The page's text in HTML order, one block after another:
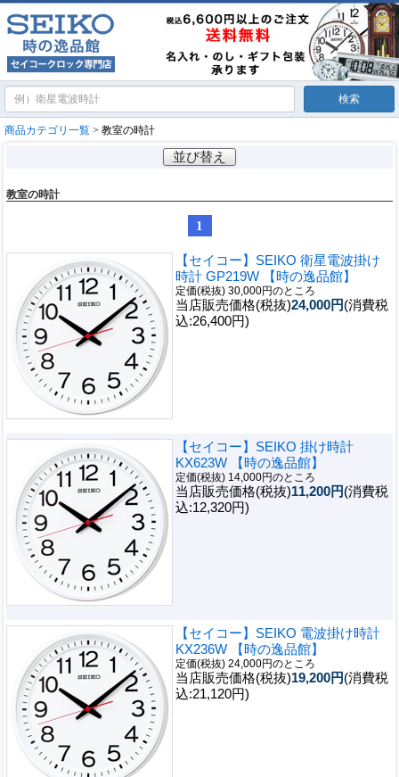
商品カテゴリ一覧 > 教室の時計
並び替え
教室の時計
1
【セイコー】SEIKO 衛星電波掛け
時計 GP219W 【時の逸品館】
定価(税抜) 30,000円のところ
当店販売価格(税抜)24,000円(消費税
込:26,400円)
【セイコー】SEIKO 掛け時計
KX623W 【時の逸品館】
定価(税抜) 14,000円のところ
当店販売価格(税抜)11,200円(消費税
込:12,320円)
【セイコー】SEIKO 電波掛け時計
KX236W 【時の逸品館】
定価(税抜) 24,000円のところ
当店販売価格(税抜)19,200円(消費税
込:21,120円)